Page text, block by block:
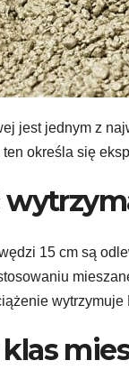
jest jednym z
określa się
15 cm są